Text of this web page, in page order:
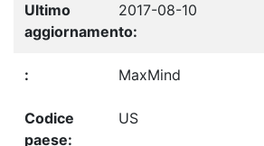
2017-08-10
MaxMind
US